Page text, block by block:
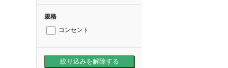
規格
コンセント